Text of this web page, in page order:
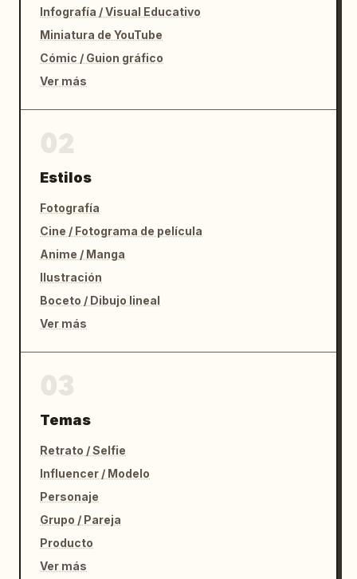
Infografía / Visual Educativo
Miniatura de YouTube
Cómic / Guion gráfico
Ver más
Estilos
Fotografía
Cine / Fotograma de película
Anime / Manga
Ilustración
Boceto / Dibujo lineal
Ver más
Temas
Retrato / Selfie
Influencer / Modelo
Personaje
Grupo / Pareja
Producto
Ver más